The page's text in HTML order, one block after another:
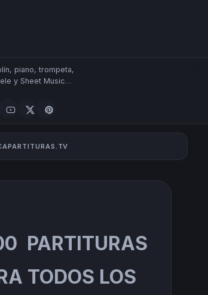
piano, trompeta,
y Sheet Music
PARTITURAS
TODOS LOS